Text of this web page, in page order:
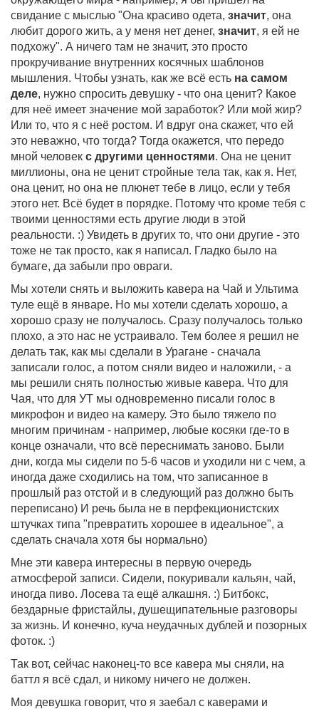
свидание с мыслью "Она красиво одета, значит, она
любит дорого жить, а у меня нет денег, значит, я ей не
подхожу". А ничего там не значит, это просто
прокручивание внутренних косячных шаблонов
мышления. Чтобы узнать, как же всё есть на самом
деле, нужно спросить девушку - что она ценит? Какое
для неё имеет значение мой заработок? Или мой жир?
Или то, что я с неё ростом. И вдруг она скажет, что ей
это неважно, что тогда? Тогда окажется, что передо
мной человек с другими ценностями. Она не ценит
миллионы, она не ценит стройные тела так, как я. Нет,
она ценит, но она не плюнет тебе в лицо, если у тебя
этого нет. Всё будет в порядке. Потому что кроме тебя с
твоими ценностями есть другие люди в этой
реальности. :) Увидеть в других то, что они другие - это
тоже не так просто, как я написал. Гладко было на
бумаге, да забыли про овраги.
Мы хотели снять и выложить кавера на Чай и Ультима
туле ещё в январе. Но мы хотели сделать хорошо, а
хорошо сразу не получалось. Сразу получалось только
плохо, а это нас не устраивало. Тем более я решил не
делать так, как мы сделали в Урагане - сначала
записали голос, а потом сняли видео и наложили, - а
мы решили снять полностью живые кавера. Что для
Чая, что для УТ мы одновременно писали голос в
микрофон и видео на камеру. Это было тяжело по
многим причинам - например, любые косяки где-то в
конце означали, что всё переснимать заново. Были
дни, когда мы сидели по 5-6 часов и уходили ни с чем, а
иногда даже сходились на том, что записанное в
прошлый раз отстой и в следующий раз должно быть
переписано) И речь была не в перфекционистских
штучках типа "превратить хорошее в идеальное", а
сделать сначала хотя бы нормально)
Мне эти кавера интересны в первую очередь
атмосферой записи. Сидели, покуривали кальян, чай,
иногда пиво. Лосева та ещё алкашня. :) Битбокс,
бездарные фристайлы, душещипательные разговоры
за жизнь. И конечно, куча неудачных дублей и позорных
фоток. :)
Так вот, сейчас наконец-то все кавера мы сняли, на
баттл я всё сдал, и никому ничего не должен.
Моя девушка говорит, что я заебал с каверами и